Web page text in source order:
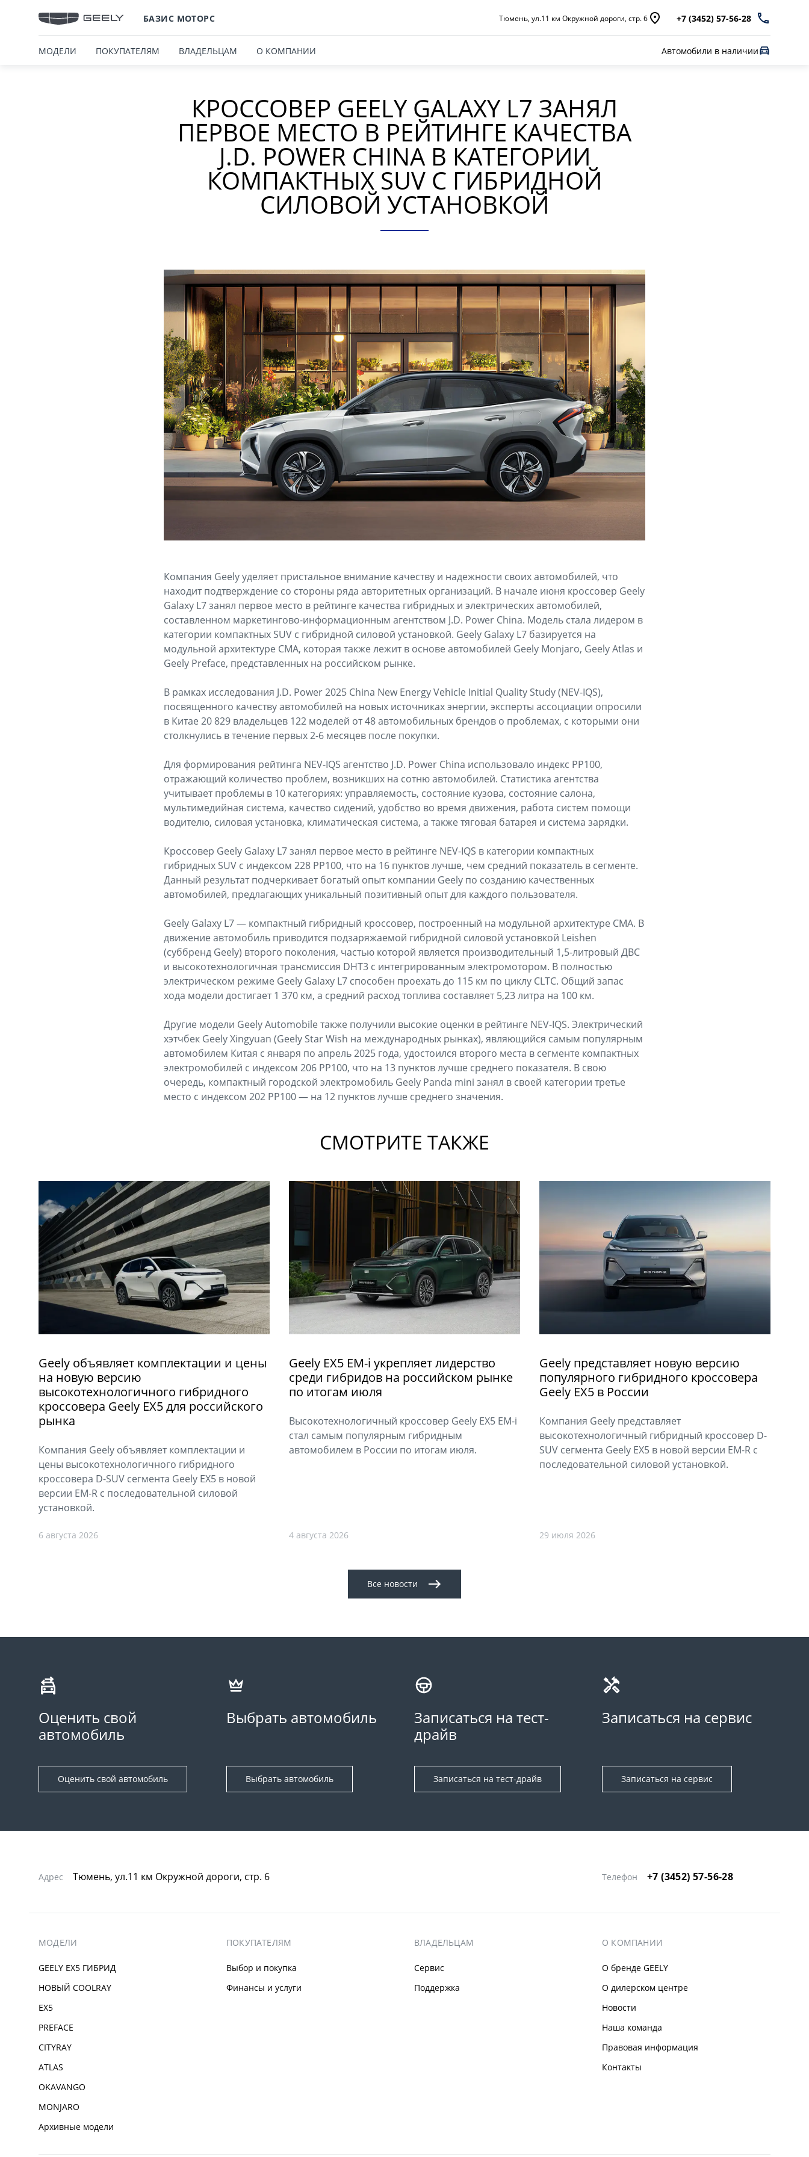
БАЗИС МОТОРС Тюмень, ул.11 км Окружной дороги, стр. 6 +7 (3452) 57-56-28
МОДЕЛИ ПОКУПАТЕЛЯМ ВЛАДЕЛЬЦАМ О КОМПАНИИ Автомобили в наличии
КРОССОВЕР GEELY GALAXY L7 ЗАНЯЛ
ПЕРВОЕ МЕСТО В РЕЙТИНГЕ КАЧЕСТВА
J.D. POWER CHINA В КАТЕГОРИИ
КОМПАКТНЫХ SUV С ГИБРИДНОЙ
СИЛОВОЙ УСТАНОВКОЙ
Компания Geely уделяет пристальное внимание качеству и надежности своих автомобилей, что
находит подтверждение со стороны ряда авторитетных организаций. В начале июня кроссовер Geely
Galaxy L7 занял первое место в рейтинге качества гибридных и электрических автомобилей,
составленном маркетингово-информационным агентством J.D. Power China. Модель стала лидером в
категории компактных SUV с гибридной силовой установкой. Geely Galaxy L7 базируется на
модульной архитектуре CMA, которая также лежит в основе автомобилей Geely Monjaro, Geely Atlas и
Geely Preface, представленных на российском рынке.
В рамках исследования J.D. Power 2025 China New Energy Vehicle Initial Quality Study (NEV-IQS),
посвященного качеству автомобилей на новых источниках энергии, эксперты ассоциации опросили
в Китае 20 829 владельцев 122 моделей от 48 автомобильных брендов о проблемах, с которыми они
столкнулись в течение первых 2-6 месяцев после покупки.
Для формирования рейтинга NEV-IQS агентство J.D. Power China использовало индекс PP100,
отражающий количество проблем, возникших на сотню автомобилей. Статистика агентства
учитывает проблемы в 10 категориях: управляемость, состояние кузова, состояние салона,
мультимедийная система, качество сидений, удобство во время движения, работа систем помощи
водителю, силовая установка, климатическая система, а также тяговая батарея и система зарядки.
Кроссовер Geely Galaxy L7 занял первое место в рейтинге NEV-IQS в категории компактных
гибридных SUV с индексом 228 PP100, что на 16 пунктов лучше, чем средний показатель в сегменте.
Данный результат подчеркивает богатый опыт компании Geely по созданию качественных
автомобилей, предлагающих уникальный позитивный опыт для каждого пользователя.
Geely Galaxy L7 — компактный гибридный кроссовер, построенный на модульной архитектуре CMA. В
движение автомобиль приводится подзаряжаемой гибридной силовой установкой Leishen
(суббренд Geely) второго поколения, частью которой является производительный 1,5-литровый ДВС
и высокотехнологичная трансмиссия DHT3 с интегрированным электромотором. В полностью
электрическом режиме Geely Galaxy L7 способен проехать до 115 км по циклу CLTC. Общий запас
хода модели достигает 1 370 км, а средний расход топлива составляет 5,23 литра на 100 км.
Другие модели Geely Automobile также получили высокие оценки в рейтинге NEV-IQS. Электрический
хэтчбек Geely Xingyuan (Geely Star Wish на международных рынках), являющийся самым популярным
автомобилем Китая с января по апрель 2025 года, удостоился второго места в сегменте компактных
электромобилей с индексом 206 PP100, что на 13 пунктов лучше среднего показателя. В свою
очередь, компактный городской электромобиль Geely Panda mini занял в своей категории третье
место с индексом 202 PP100 — на 12 пунктов лучше среднего значения.
СМОТРИТЕ ТАКЖЕ
Geely объявляет комплектации и цены
на новую версию
высокотехнологичного гибридного
кроссовера Geely EX5 для российского
рынка
Компания Geely объявляет комплектации и
цены высокотехнологичного гибридного
кроссовера D-SUV сегмента Geely EX5 в новой
версии EM-R с последовательной силовой
установкой.
6 августа 2026
Geely EX5 EM-i укрепляет лидерство
среди гибридов на российском рынке
по итогам июля
Высокотехнологичный кроссовер Geely EX5 EM-i
стал самым популярным гибридным
автомобилем в России по итогам июля.
4 августа 2026
Geely представляет новую версию
популярного гибридного кроссовера
Geely EX5 в России
Компания Geely представляет
высокотехнологичный гибридный кроссовер D-
SUV сегмента Geely EX5 в новой версии EM-R с
последовательной силовой установкой.
29 июля 2026
Все новости
Оценить свой
автомобиль
Оценить свой автомобиль
Выбрать автомобиль
Выбрать автомобиль
Записаться на тест-
драйв
Записаться на тест-драйв
Записаться на сервис
Записаться на сервис
Адрес Тюмень, ул.11 км Окружной дороги, стр. 6 Телефон +7 (3452) 57-56-28
МОДЕЛИ
GEELY EX5 ГИБРИД
НОВЫЙ COOLRAY
EX5
PREFACE
CITYRAY
ATLAS
OKAVANGO
MONJARO
Архивные модели
ПОКУПАТЕЛЯМ
Выбор и покупка
Финансы и услуги
ВЛАДЕЛЬЦАМ
Сервис
Поддержка
О КОМПАНИИ
О бренде GEELY
О дилерском центре
Новости
Наша команда
Правовая информация
Контакты